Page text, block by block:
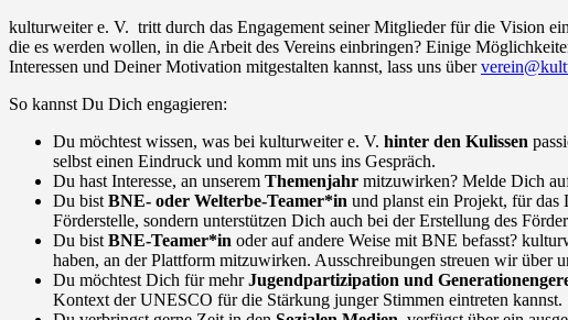
kulturweiter e. V. tritt durch das Engagement seiner Mitglieder für die Vision
die es werden wollen, in die Arbeit des Vereins einbringen? Einige
Interessen und Deiner Motivation mitgestalten kannst, lass uns über
So kannst Du Dich engagieren:
Du möchtest wissen, was bei kulturweiter e. V. hinter den Kulissen
selbst einen Eindruck und komm mit uns ins Gespräch.
Du hast Interesse, an unserem Themenjahr mitzuwirken? Melde Dich
Du bist BNE- oder Welterbe-Teamer*in und planst ein Projekt, für das
Förderstelle, sondern unterstützen Dich auch bei der Erstellung des
Du bist BNE-Teamer*in oder auf andere Weise mit BNE befasst?
haben, an der Plattform mitzuwirken. Ausschreibungen streuen wir über
Du möchtest Dich für mehrJugendpartizipation und
Kontext der UNESCO für die Stärkung junger Stimmen eintreten kannst.